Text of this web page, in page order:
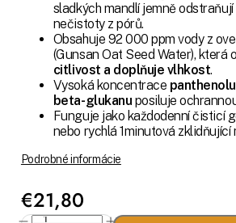
sladkých mandlí jemně
nečistoty z pórů.
Obsahuje 92 000 ppm vody z
(Gunsan Oat Seed Water), která
citlivost a doplňuje vlhkost.
Vysoká koncentrace panthenolu
beta-glukanu posiluje
Funguje jako každodenní čisticí
nebo rychlá 1minutová zklidňující
Podrobné informácie
€21,80